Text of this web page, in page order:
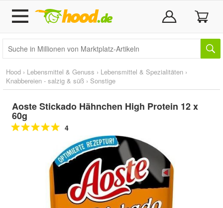
Hood › Lebensmittel & Genuss › Lebensmittel & Spezialitäten ›
Knabbereien - salzig & süß › Sonstige
Aoste Stickado Hähnchen High Protein 12 x
60g
4